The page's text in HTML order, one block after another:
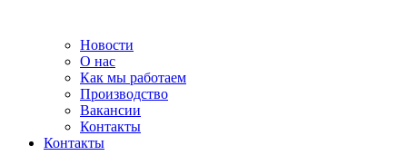
Новости
О нас
Как мы работаем
Производство
Вакансии
Контакты
Контакты